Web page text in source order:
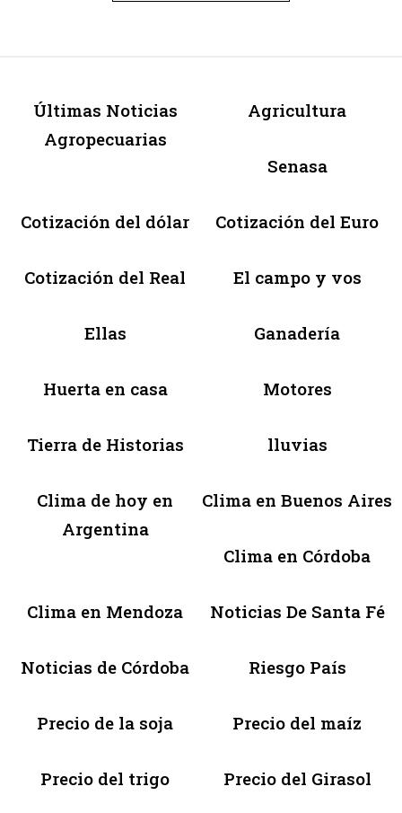
Últimas Noticias
Agropecuarias
Agricultura
Senasa
Cotización del dólar Cotización del Euro
Cotización del Real El campo y vos
Ellas Ganadería
Huerta en casa Motores
Tierra de Historias lluvias
Clima de hoy en
Argentina
Clima en Buenos Aires
Clima en Córdoba
Clima en Mendoza Noticias De Santa Fé
Noticias de Córdoba Riesgo País
Precio de la soja Precio del maíz
Precio del trigo Precio del Girasol